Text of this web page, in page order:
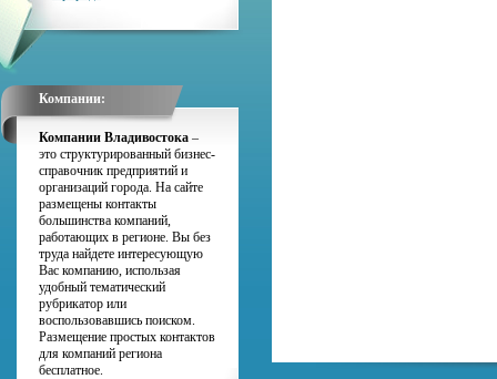
Компании:
Компании Владивостока –
это структурированный бизнес-
справочник предприятий и
организаций города. На сайте
размещены контакты
большинства компаний,
работающих в регионе. Вы без
труда найдете интересующую
Вас компанию, использая
удобный тематический
рубрикатор или
воспользовавшись поиском.
Размещение простых контактов
для компаний региона
бесплатное.